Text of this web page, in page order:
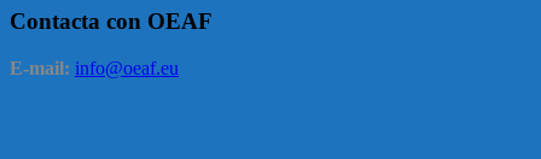
Contacta con OEAF
E-mail: info@oeaf.eu